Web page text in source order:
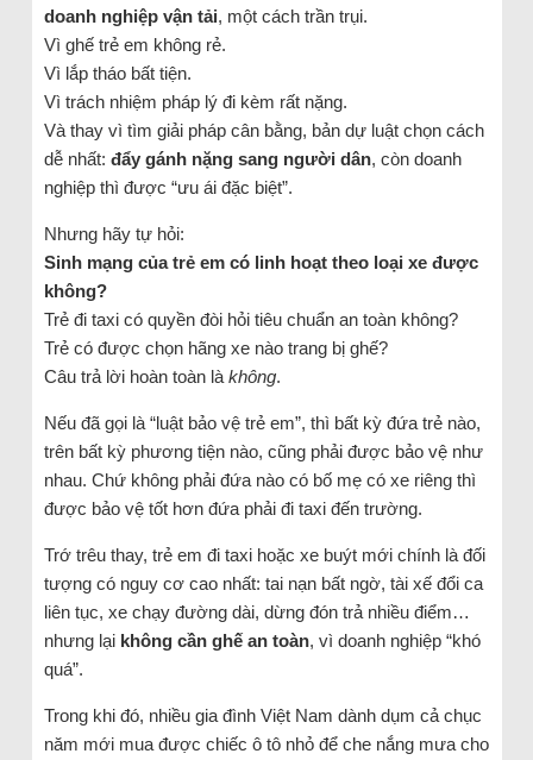
doanh nghiệp vận tải, một cách trần trụi.
Vì ghế trẻ em không rẻ.
Vì lắp tháo bất tiện.
Vì trách nhiệm pháp lý đi kèm rất nặng.
Và thay vì tìm giải pháp cân bằng, bản dự luật chọn cách
dễ nhất: đẩy gánh nặng sang người dân, còn doanh
nghiệp thì được “ưu ái đặc biệt”.
Nhưng hãy tự hỏi:
Sinh mạng của trẻ em có linh hoạt theo loại xe được
không?
Trẻ đi taxi có quyền đòi hỏi tiêu chuẩn an toàn không?
Trẻ có được chọn hãng xe nào trang bị ghế?
Câu trả lời hoàn toàn là không.
Nếu đã gọi là “luật bảo vệ trẻ em”, thì bất kỳ đứa trẻ nào,
trên bất kỳ phương tiện nào, cũng phải được bảo vệ như
nhau. Chứ không phải đứa nào có bố mẹ có xe riêng thì
được bảo vệ tốt hơn đứa phải đi taxi đến trường.
Trớ trêu thay, trẻ em đi taxi hoặc xe buýt mới chính là đối
tượng có nguy cơ cao nhất: tai nạn bất ngờ, tài xế đổi ca
liên tục, xe chạy đường dài, dừng đón trả nhiều điểm…
nhưng lại không cần ghế an toàn, vì doanh nghiệp “khó
quá”.
Trong khi đó, nhiều gia đình Việt Nam dành dụm cả chục
năm mới mua được chiếc ô tô nhỏ để che nắng mưa cho